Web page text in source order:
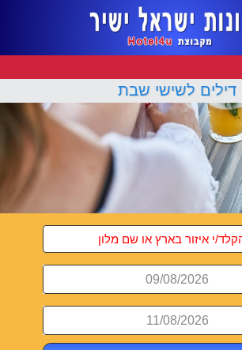
דילים לשישי שבת
09/08/2026
11/08/2026